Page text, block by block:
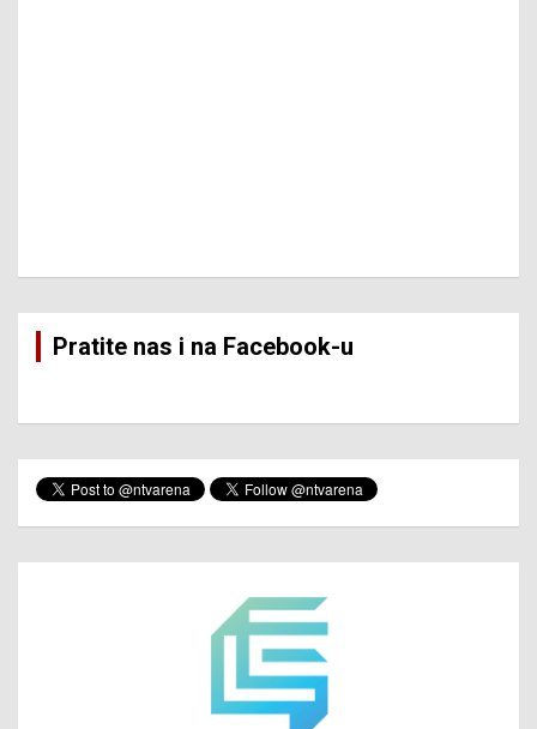
Pratite nas i na Facebook-u